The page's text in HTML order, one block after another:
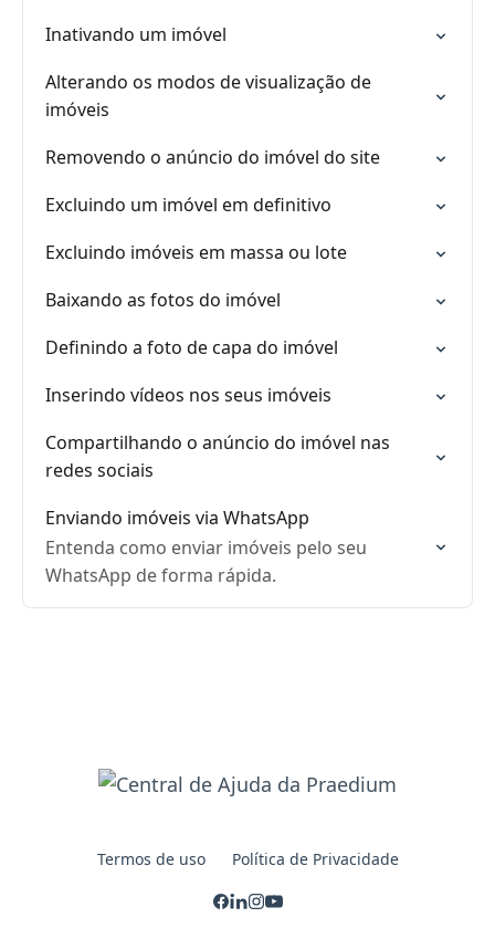
Inativando um imóvel
Alterando os modos de visualização de
imóveis
Removendo o anúncio do imóvel do site
Excluindo um imóvel em definitivo
Excluindo imóveis em massa ou lote
Baixando as fotos do imóvel
Definindo a foto de capa do imóvel
Inserindo vídeos nos seus imóveis
Compartilhando o anúncio do imóvel nas
redes sociais
Enviando imóveis via WhatsApp
Entenda como enviar imóveis pelo seu
WhatsApp de forma rápida.
Termos de uso Política de Privacidade